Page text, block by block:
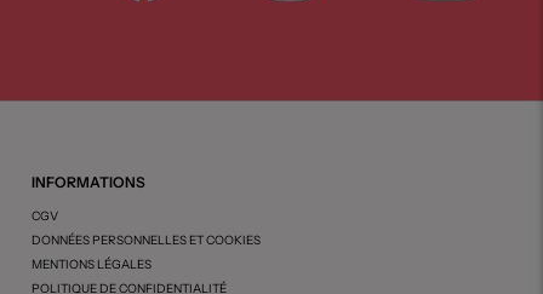
INFORMATIONS
CGV
DONNÉES PERSONNELLES ET COOKIES
MENTIONS LÉGALES
POLITIQUE DE CONFIDENTIALITÉ